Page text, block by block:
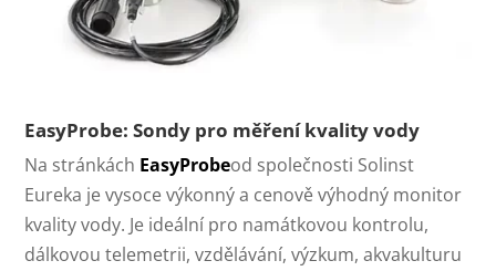
EasyProbe: Sondy pro měření kvality vody
Na stránkách EasyProbeod společnosti Solinst
Eureka je vysoce výkonný a cenově výhodný monitor
kvality vody. Je ideální pro namátkovou kontrolu,
dálkovou telemetrii, vzdělávání, výzkum, akvakulturu